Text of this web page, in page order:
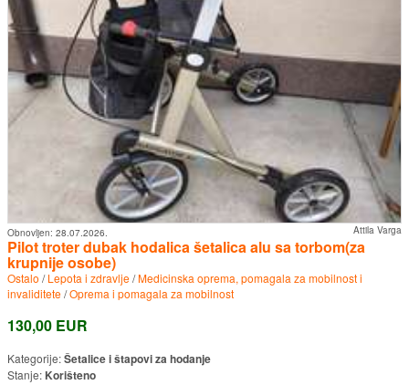
Attila Varga
Obnovljen: 28.07.2026.
Pilot troter dubak hodalica šetalica alu sa torbom(za
krupnije osobe)
Ostalo /Lepota i zdravlje/Medicinska oprema, pomagala za mobilnost i
invaliditete/Oprema i pomagala za mobilnost
130,00 EUR
Kategorije:Šetalice i štapovi za hodanje
Stanje: Korišteno